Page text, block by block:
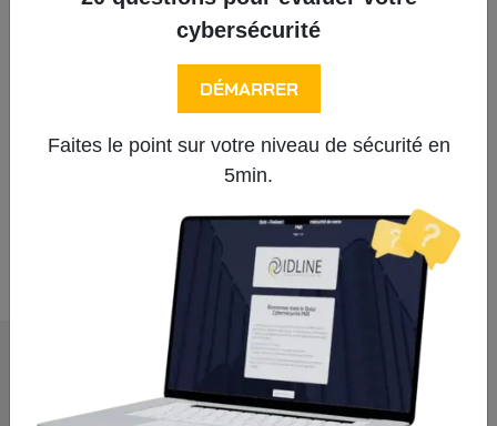
cybersécurité
DÉMARRER
Faites le point sur votre niveau de sécurité en
5min.
Comment nos datacenters protègent
vos systèmes d’information et
données sensibles ?
Tous les articles